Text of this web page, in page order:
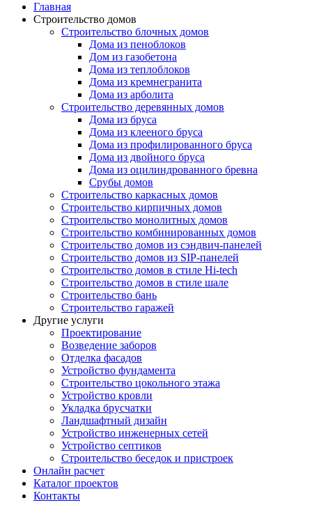
Главная
Строительство домов
Строительство блочных домов
Дома из пеноблоков
Дом из газобетона
Дома из теплоблоков
Дома из кремнегранита
Дома из арболита
Строительство деревянных домов
Дома из бруса
Дома из клееного бруса
Дома из профилированного бруса
Дома из двойного бруса
Дома из оцилиндрованного бревна
Срубы домов
Строительство каркасных домов
Строительство кирпичных домов
Строительство монолитных домов
Строительство комбинированных домов
Строительство домов из сэндвич-панелей
Строительство домов из SIP-панелей
Строительство домов в стиле Hi-tech
Строительство домов в стиле шале
Строительство бань
Строительство гаражей
Другие услуги
Проектирование
Возведение заборов
Отделка фасадов
Устройство фундамента
Строительство цокольного этажа
Устройство кровли
Укладка брусчатки
Ландшафтный дизайн
Устройство инженерных сетей
Устройство септиков
Строительство беседок и пристроек
Онлайн расчет
Каталог проектов
Контакты